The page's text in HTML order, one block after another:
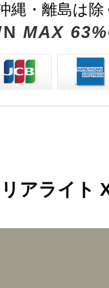
縄・離島は
MAX
アライト